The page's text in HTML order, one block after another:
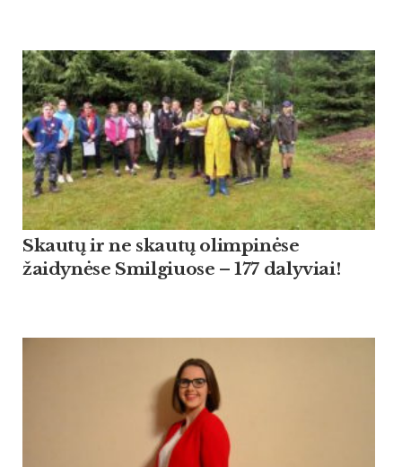
Skautų ir ne skautų olimpinėse
žaidynėse Smilgiuose – 177 dalyviai!